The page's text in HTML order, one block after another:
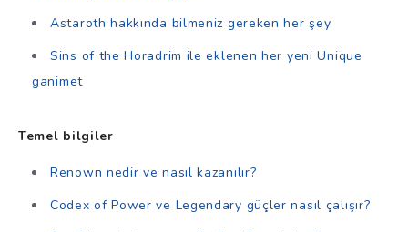
Astaroth hakkında bilmeniz gereken her şey
Sins of the Horadrim ile eklenen her yeni Unique
ganimet
Temel bilgiler
Renown nedir ve nasıl kazanılır?
Codex of Power ve Legendary güçler nasıl çalışır?